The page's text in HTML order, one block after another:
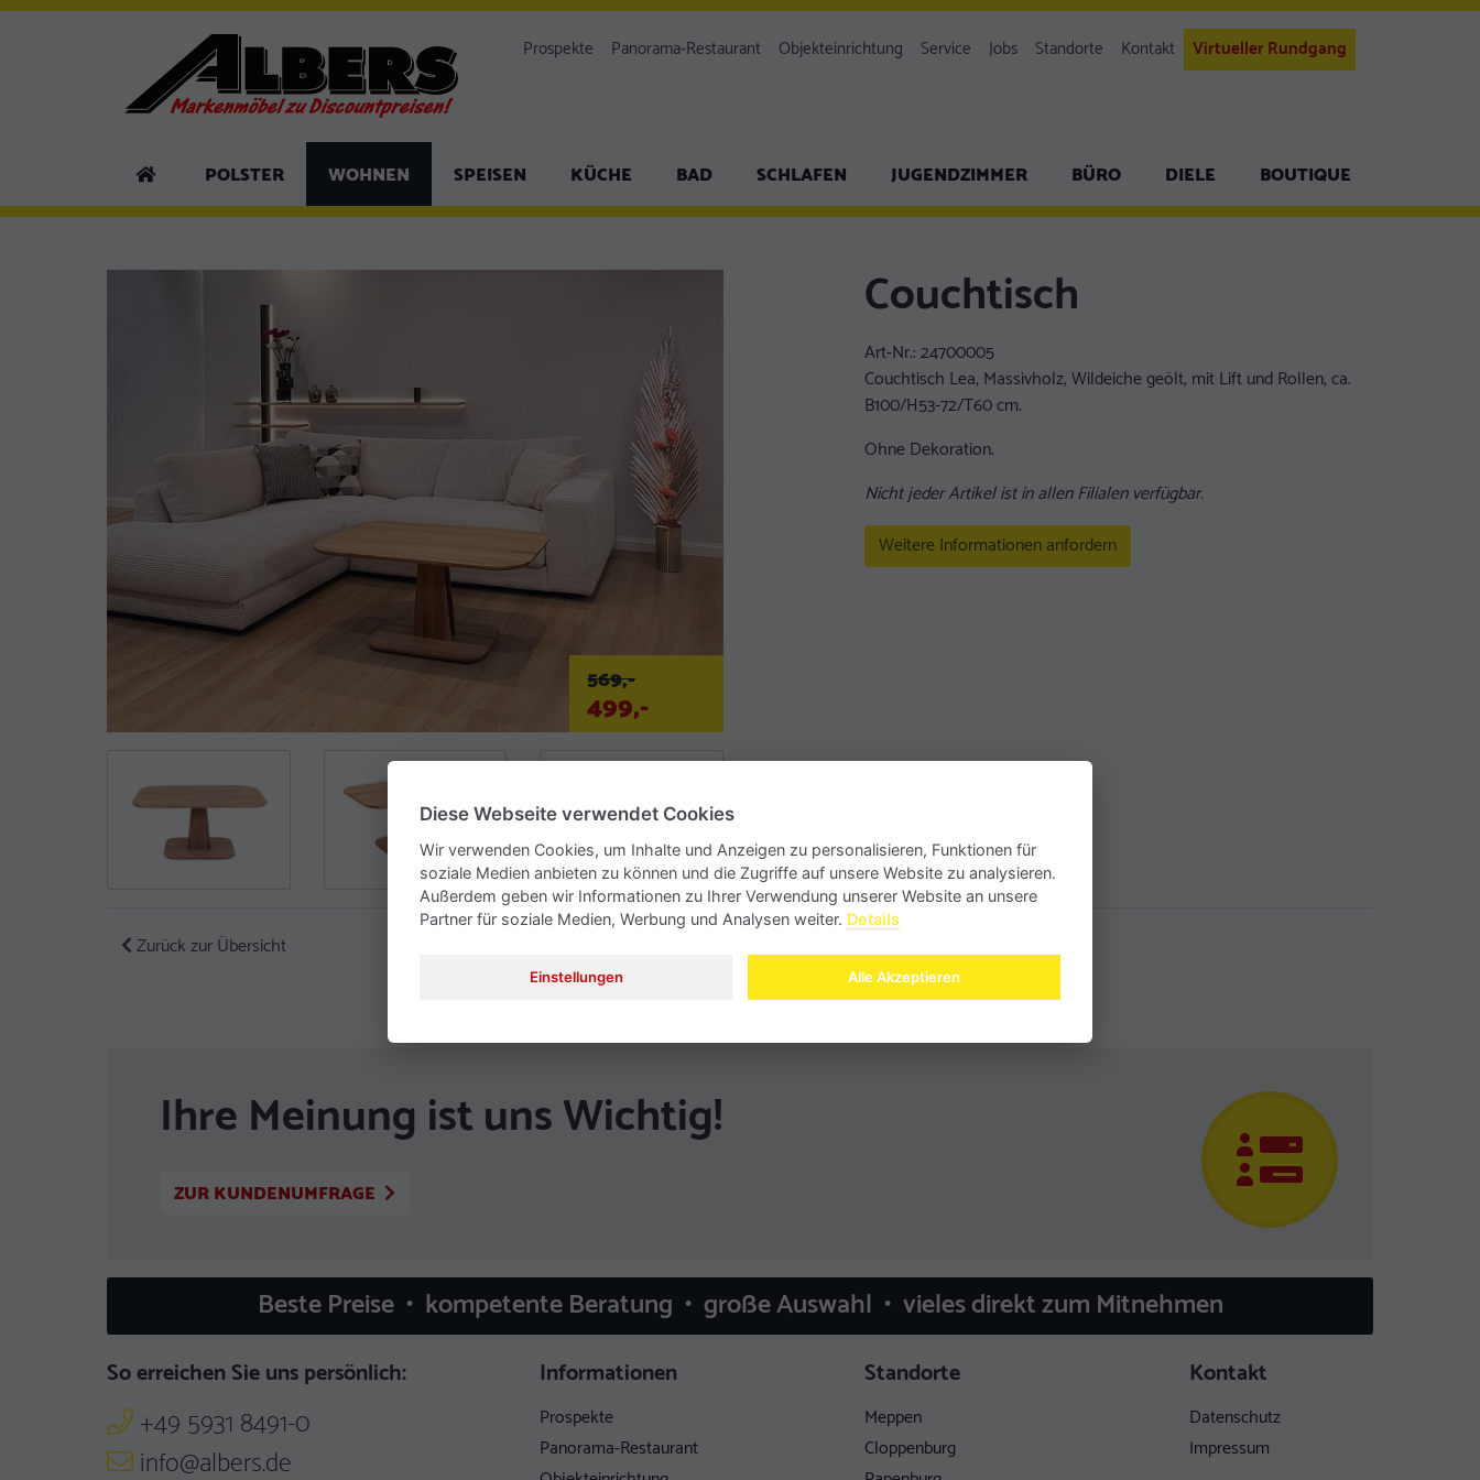
Prospekte Panorama-Restaurant Objekteinrichtung Service Jobs Standorte Kontakt Virtueller Rundgang
POLSTER WOHNEN SPEISEN KÜCHE BAD SCHLAFEN JUGENDZIMMER BÜRO DIELE BOUTIQUE
569,-
499,-
Couchtisch
Art-Nr.:24700005
Couchtisch Lea, Massivholz, Wildeiche geölt, mit Lift und Rollen, ca.
B100/H53-72/T60 cm.
Ohne Dekoration.
Nicht jeder Artikel ist in allen Filialen verfügbar.
Weitere Informationen anfordern
Zurück zur Übersicht
Ihre Meinung ist uns Wichtig!
ZUR KUNDENUMFRAGE
Beste Preise • kompetente Beratung • große Auswahl • vieles direkt zum Mitnehmen
So erreichen Sie uns persönlich:
+49 5931 8491-0
info@albers.de
Informationen
Prospekte
Panorama-Restaurant
Standorte
Meppen
Cloppenburg
Kontakt
Datenschutz
Impressum
Diese Webseite verwendet Cookies
Wir verwenden Cookies, um Inhalte und Anzeigen zu personalisieren, Funktionen für
soziale Medien anbieten zu können und die Zugriffe auf unsere Website zu analysieren.
Außerdem geben wir Informationen zu Ihrer Verwendung unserer Website an unsere
Partner für soziale Medien, Werbung und Analysen weiter. Details
Einstellungen Alle Akzeptieren